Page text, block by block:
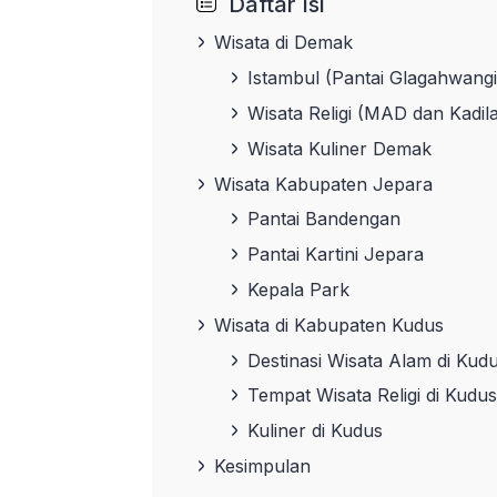
Wisata di Demak
Istambul (Pantai
Wisata Religi (MAD dan
Wisata Kuliner Demak
Wisata Kabupaten Jepara
Pantai Bandengan
Pantai Kartini Jepara
Kepala Park
Wisata di Kabupaten Kudus
Destinasi Wisata Alam di
Tempat Wisata Religi di Kudus
Kuliner di Kudus
Kesimpulan